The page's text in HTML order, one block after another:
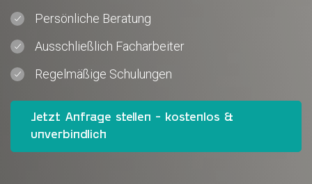
Persönliche Beratung
Ausschließlich Facharbeiter
Regelmäßige Schulungen
Jetzt Anfrage stellen - kostenlos &
unverbindlich